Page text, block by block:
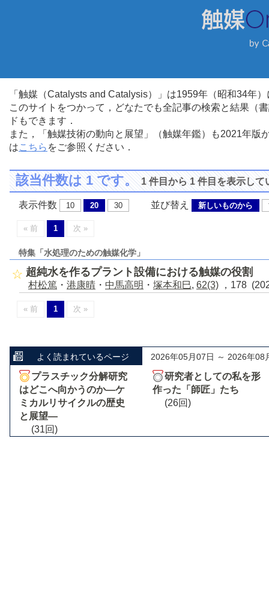
「触媒（Catalysts and Catalysis）」は1959年（昭和34年
このサイトをつかって，どなたでも全記事の検索と結果（
ドもできます．
また，「触媒技術の動向と展望」（触媒年鑑）も2021年
はこちら をご参照ください．
該当件数は 1 です。1 件目から 1 件目を表示して
表示件数 10 20 30 並び替え 新しいものから
« 前 1 次 »
特集「水処理のための触媒化学」
超純水を作るプラント設備における触媒の役割
村松篤 ・ 港康晴 ・ 中馬高明 ・ 塚本和巳, 62(3) ，178
« 前 1 次 »
よく読まれているページ 2026年05月07日 ～ 2026年08
プラスチック分解研究
はどこへ向かうのか―ケ
ミカルリサイクルの歴史
と展望―
(31回)
研究者としての私を形
作った「師匠」たち
(26回)